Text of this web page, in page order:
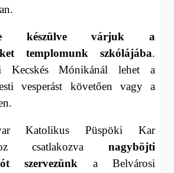
készülve várjuk a
templomunk szkólájába.
Kecskés Mónikánál lehet a
vesperást követően vagy a
.
Katolikus Püspöki Kar
csatlakozva nagyböjti
szervezünk a Belvárosi